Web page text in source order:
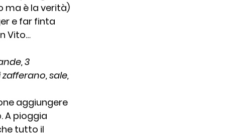
ma è la verità)
e far finta
Vito…
3
sale,
aggiungere
A pioggia
tutto il